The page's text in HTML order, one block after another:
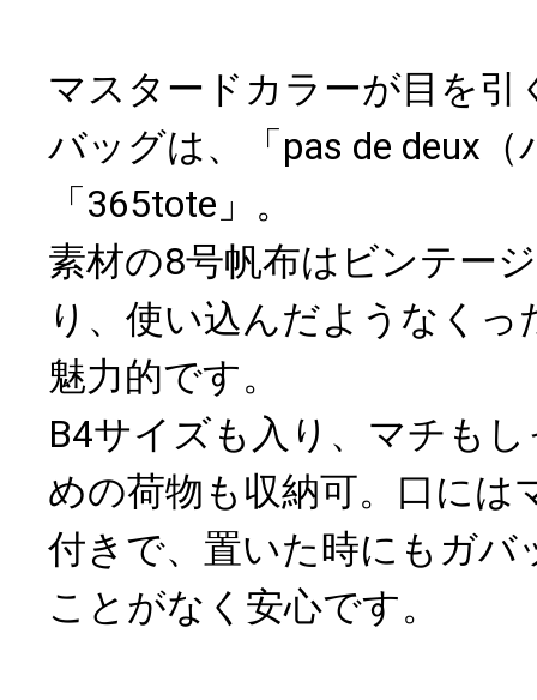
マスタードカラーが目を引
バッグは、「pas de deux
「365tote」。
素材の8号帆布はビンテー
り、使い込んだようなく
魅力的です。
B4サイズも入り、マチも
めの荷物も収納可。口には
付きで、置いた時にもガバ
ことがなく安心です。